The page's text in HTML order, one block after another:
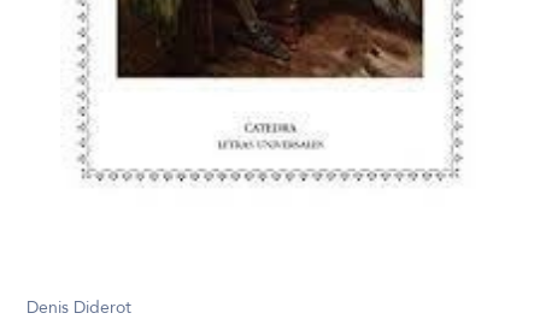
Denis Diderot